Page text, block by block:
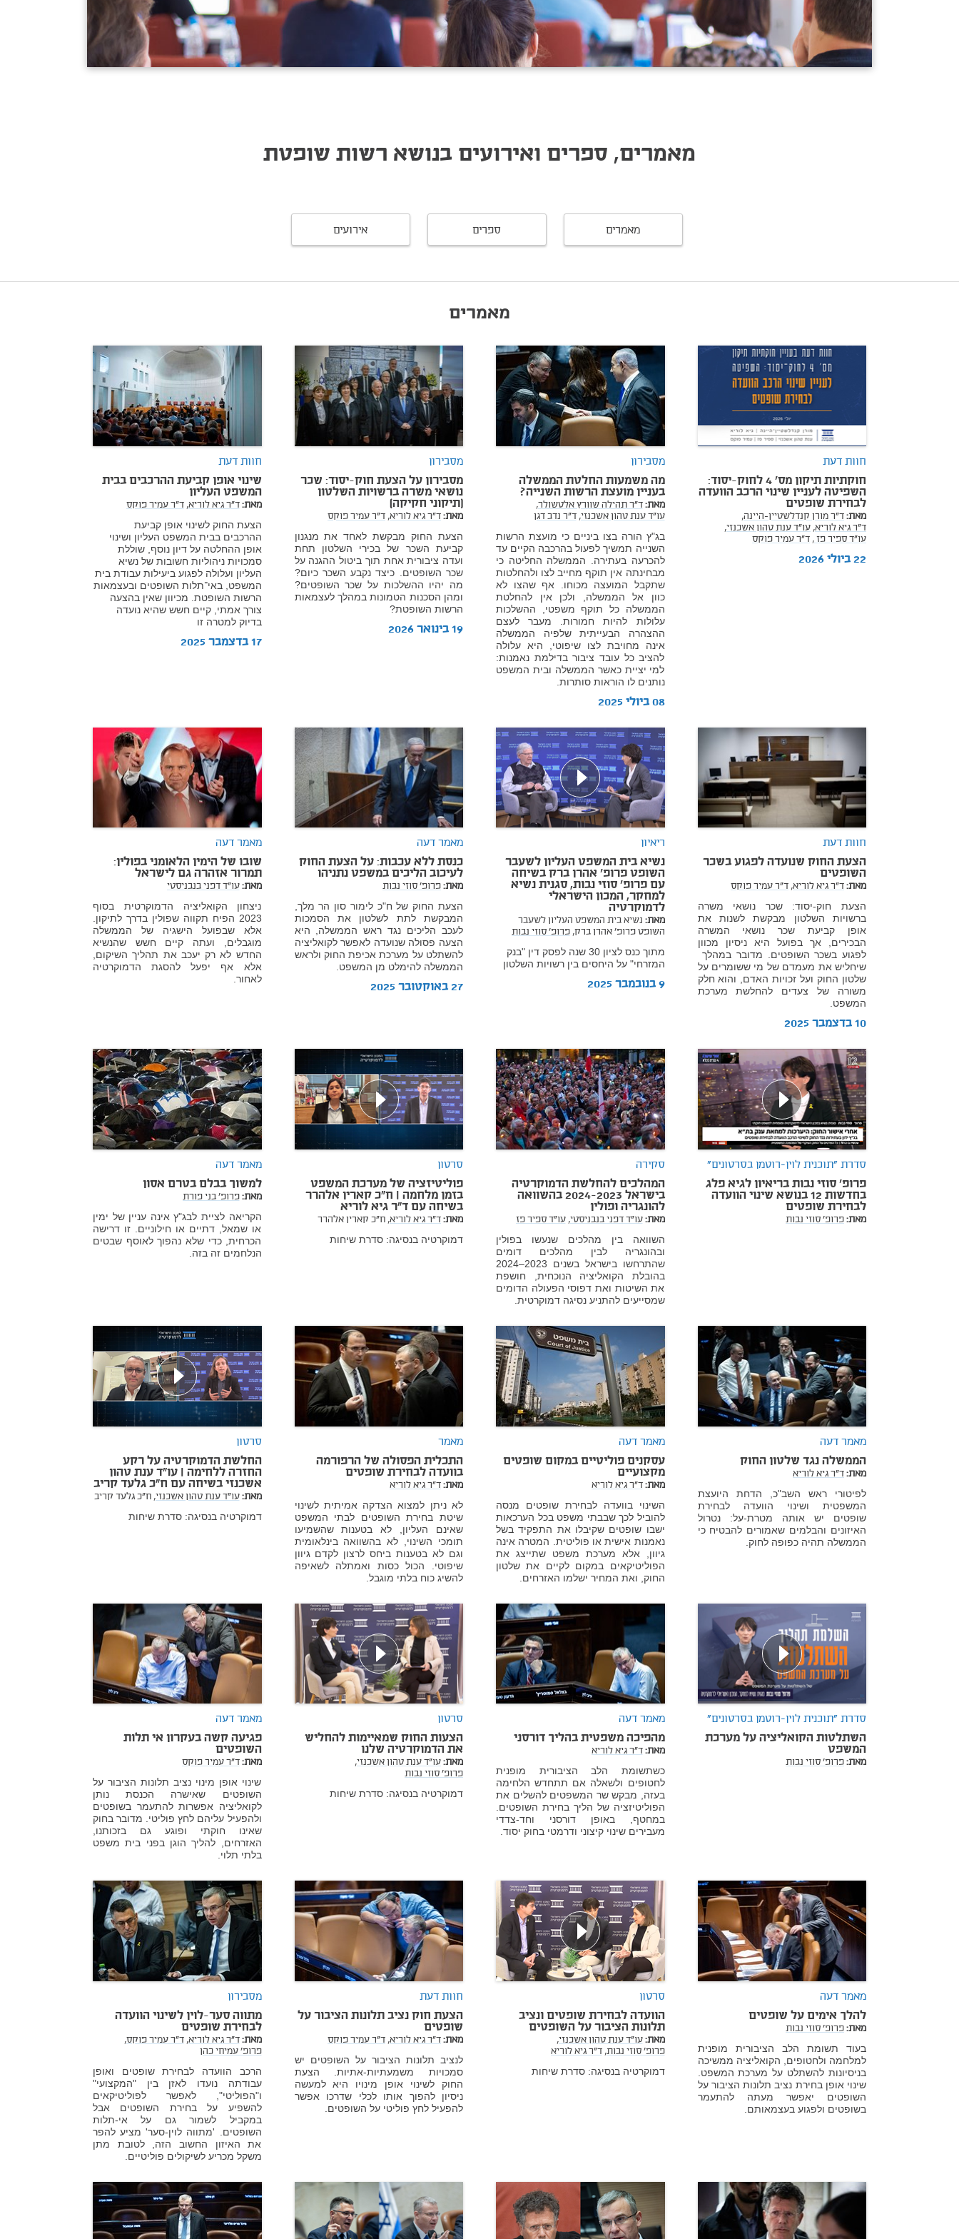
מאמרים, ספרים ואירועים בנושא רשות שופטת
מאמרים ספרים אירועים
מאמרים
חוות דעת
חוקתיות תיקון מס' 4 לחוק-יסוד:
השפיטה לעניין שינוי הרכב הוועדה
לבחירת שופטים
מאת:ד"ר מורן קנדלשטיין-היינה,
ד"ר גיא לוריא, עו"ד ענת טהון אשכנזי,
עו"ד ספיר פז , ד"ר עמיר פוקס
22 ביולי 2026
מסבירון
מה משמעות החלטת הממשלה
בעניין מועצת הרשות השנייה?
מאת: ד"ר תהילה שוורץ אלטשולר,
עו"ד ענת טהון אשכנזי, ד"ר נדב דגן
בג"ץ הורה בצו ביניים כי מועצת הרשות
השנייה תמשיך לפעול בהרכבה הקיים עד
להכרעה בעתירה. הממשלה החליטה כי
מבחינתה אין תוקף מחייב לצו ולהחלטות
שתקבל המועצה מכוחו. אף שהצו לא
כוון אל הממשלה, ולכן אין להחלטת
הממשלה כל תוקף משפטי, ההשלכות
עלולות להיות חמורות. מעבר לעצם
ההצהרה הבעייתית שלפיה הממשלה
אינה מחויבת לצו שיפוטי, היא עלולה
להציב כל עובד ציבור בדילמת נאמנות:
למי יציית כאשר הממשלה ובית המשפט
נותנים לו הוראות סותרות.
08 ביולי 2025
מסבירון
מסבירון על הצעת חוק-יסוד: שכר
נושאי משרה ברשויות השלטון
(תיקוני חקיקה)
מאת:ד"ר גיא לוריא, ד"ר עמיר פוקס
הצעת החוק מבקשת לאחד את מנגנון
קביעת השכר של בכירי השלטון תחת
ועדה ציבורית אחת תוך ביטול ההגנה על
שכר השופטים. כיצד נקבע השכר כיום?
מה יהיו ההשלכות על שכר השופטים?
ומהן הסכנות הטמונות במהלך לעצמאות
הרשות השופטת?
19 בינואר 2026
חוות דעת
שינוי אופן קביעת ההרכבים בבית
המשפט העליון
מאת: ד"ר גיא לוריא, ד"ר עמיר פוקס
הצעת החוק לשינוי אופן קביעת
ההרכבים בבית המשפט העליון ושינוי
אופן ההחלטה על דיון נוסף, שוללת
סמכויות ניהוליות חשובות של נשיא
העליון ועלולה לפגוע ביעילות עבודת בית
המשפט, באי־תלות השופטים ובעצמאות
הרשות השופטת. מכיוון שאין בהצעה
צורך אמתי, קיים חשש שהיא נועדה
בדיוק למטרה זו
17 בדצמבר 2025
חוות דעת
הצעת החוק שנועדה לפגוע בשכר
השופטים
מאת:ד"ר גיא לוריא, ד"ר עמיר פוקס
הצעת חוק-יסוד: שכר נושאי משרה
ברשויות השלטון מבקשת לשנות את
אופן קביעת שכר נושאי המשרה
הבכירים, אך בפועל היא ניסיון מכוון
לפגוע בשכר השופטים. מדובר במהלך
שיחליש את מעמדם של מי ששומרים על
שלטון החוק ועל זכויות האדם, והוא חלק
משורה של צעדים להחלשת מערכת
המשפט.
10 בדצמבר 2025
ריאיון
נשיא בית המשפט העליון לשעבר
השופט פרופ' אהרן ברק בשיחה
עם פרופ' סוזי נבות, סגנית נשיא
למחקר, המכון הישראלי
לדמוקרטיה
מאת: נשיא בית המשפט העליון לשעבר
השופט פרופ' אהרן ברק, פרופ' סוזי נבות
מתוך
כנס לציון 30 שנה לפסק דין "בנק
המזרחי" על היחסים בין רשויות השלטון
9 בנובמבר 2025
מאמר דעה
כנסת ללא עכבות: על הצעת החוק
לעיכוב הליכים במשפט נתניהו
מאת:פרופ' סוזי נבות
הצעת החוק של ח"כ לימור סון הר מלך,
המבקשת לתת לשלטון את הסמכות
לעכב הליכים נגד ראש הממשלה, היא
הצעה פסולה שנועדה לאפשר לקואליציה
להשתלט על מערכת אכיפת החוק ולראש
הממשלה להימלט מן המשפט.
27 באוקטובר 2025
מאמר דעה
שובו של הימין הלאומני בפולין:
תמרור אזהרה גם לישראל
מאת: עו"ד דפני בנבניסטי
ניצחון הקואליציה הדמוקרטית בסוף
2023 הפיח תקווה שפולין בדרך לתיקון.
אלא שבפועל הישגיה של הממשלה
מוגבלים, ועתה קיים חשש שהנשיא
החדש לא רק יעכב את תהליך השיקום,
אלא אף יפעל להסגת הדמוקרטיה
לאחור.
סדרת "תוכנית לוין-רוטמן בסרטונים"
פרופ' סוזי נבות בריאיון לגיא פלג
בחדשות 12 בנושא שינוי הוועדה
לבחירת שופטים
מאת:פרופ' סוזי נבות
סקירה
המהלכים להחלשת הדמוקרטיה
בישראל 2024-2023 בהשוואה
להונגריה ופולין
מאת: עו"ד דפני בנבניסטי, עו"ד ספיר פז
השוואה בין מהלכים שנעשו בפולין
ובהונגריה לבין מהלכים דומים
שהתרחשו בישראל בשנים 2023–2024
בהובלת הקואליציה הנוכחית, חושפת
את השיטות ואת דפוסי הפעולה הדומים
שמסייעים להתניע נסיגה דמוקרטית.
סרטון
פוליטיזציה של מערכת המשפט
בזמן מלחמה | ח"כ קארין אלהרר
בשיחה עם ד"ר גיא לוריא
מאת:ד"ר גיא לוריא, ח"כ קארין אלהרר
דמוקרטיה בנסיגה: סדרת שיחות
מאמר דעה
למשוך בבלם בטרם אסון
מאת: פרופ' בני פורת
הקריאה לציית לבג"ץ אינה עניין של ימין
או שמאל, דתיים או חילוניים. זו דרישה
הכרחית, כדי שלא נהפוך לאוסף שבטים
הנלחמים זה בזה.
מאמר דעה
הממשלה נגד שלטון החוק
מאת:ד"ר גיא לוריא
לפיטורי ראש השב"כ, הדחת היועצת
המשפטית ושינוי הוועדה לבחירת
שופטים יש אותה מטרת-על: נטרול
האיזונים והבלמים שאמורים להבטיח כי
הממשלה תהיה כפופה לחוק.
מאמר דעה
עסקנים פוליטיים במקום שופטים
מקצועיים
מאת: ד"ר גיא לוריא
השינוי בוועדה לבחירת שופטים מנסה
להוביל לכך שבבתי משפט בכל הערכאות
ישבו שופטים שקיבלו את התפקיד בשל
נאמנות אישית או פוליטית. המטרה אינה
גיוון, אלא מערכת משפט שתייצג את
הפוליטיקאים במקום לקיים את שלטון
החוק, ואת המחיר ישלמו האזרחים.
מאמר
התכלית הפסולה של הרפורמה
בוועדה לבחירת שופטים
מאת:ד"ר גיא לוריא
לא ניתן למצוא הצדקה אמיתית לשינוי
שיטת בחירת השופטים לבתי המשפט
שאינם העליון, לא בטענות שהשמיעו
תומכי השינוי, לא בהשוואה בינלאומית
וגם לא בטענות ביחס לרצון לקדם גיוון
שיפוטי. הכול כסות ואמתלה לשאיפה
להשיג כוח בלתי מוגבל.
סרטון
החלשת הדמוקרטיה על רקע
החזרה ללחימה | עו"ד ענת טהון
אשכנזי בשיחה עם ח"כ גלעד קריב
מאת: עו"ד ענת טהון אשכנזי, ח"כ גלעד קריב
דמוקרטיה בנסיגה: סדרת שיחות
סדרת "תוכנית לוין-רוטמן בסרטונים"
השתלטות הקואליציה על מערכת
המשפט
מאת:פרופ' סוזי נבות
מאמר דעה
מהפיכה משפטית בהליך דורסני
מאת: ד"ר גיא לוריא
כשתשומת הלב הציבורית מופנית
לחטופים ולשאלה אם תתחדש הלחימה
בעזה, מבקש שר המשפטים להשלים את
הפוליטיזציה של הליך בחירת השופטים.
במחטף, באופן דורסני וחד-צדדי
מעבירים שינוי קיצוני ודרמטי בחוק יסוד.
סרטון
הצעות החוק שמאיימות להחליש
את הדמוקרטיה שלנו
מאת:עו"ד ענת טהון אשכנזי,
פרופ' סוזי נבות
דמוקרטיה בנסיגה: סדרת שיחות
מאמר דעה
פגיעה קשה בעקרון אי תלות
השופטים
מאת: ד"ר עמיר פוקס
שינוי אופן מינוי נציב תלונות הציבור על
השופטים שאישרה הכנסת נותן
לקואליציה אפשרות להתעמר בשופטים
ולהפעיל עליהם לחץ פוליטי. מדובר בחוק
שאינו חוקתי ופוגע גם בזכותנו,
האזרחים, להליך הוגן בפני בית משפט
בלתי תלוי.
מאמר דעה
להלך אימים על שופטים
מאת:פרופ' סוזי נבות
בעוד תשומת הלב הציבורית מופנית
למלחמה ולחטופים, הקואליציה ממשיכה
בניסיונות להשתלט על מערכת המשפט.
שינוי אופן בחירת נציב תלונות הציבור על
השופטים יאפשר מעתה להתעמר
בשופטים ולפגוע בעצמאותם.
סרטון
הוועדה לבחירת שופטים ונציב
תלונות הציבור על השופטים
מאת: עו"ד ענת טהון אשכנזי,
פרופ' סוזי נבות, ד"ר גיא לוריא
דמוקרטיה בנסיגה: סדרת שיחות
חוות דעת
הצעת חוק נציב תלונות הציבור על
שופטים
מאת:ד"ר גיא לוריא, ד"ר עמיר פוקס
לנציב תלונות הציבור על השופטים יש
סמכויות משמעתיות-אתיות. הצעת
החוק לשינוי אופן מינויו היא למעשה
ניסיון להפוך אותו לכלי שדרכו אפשר
להפעיל לחץ פוליטי על השופטים.
מסבירון
מתווה סער-לוין לשינוי הוועדה
לבחירת שופטים
מאת: ד"ר גיא לוריא, ד"ר עמיר פוקס,
פרופ' עמיחי כהן
הרכב הוועדה לבחירת שופטים ואופן
עבודתה נועדו לאזן בין "המקצועי"
ו"הפוליטי", לאפשר לפוליטיקאים
להשפיע על בחירת השופטים אבל
במקביל לשמור גם על אי-תלות
השופטים. 'מתווה לוין-סער' מציע להפר
את האיזון החשוב הזה, לטובת מתן
משקל מכריע לשיקולים פוליטיים.